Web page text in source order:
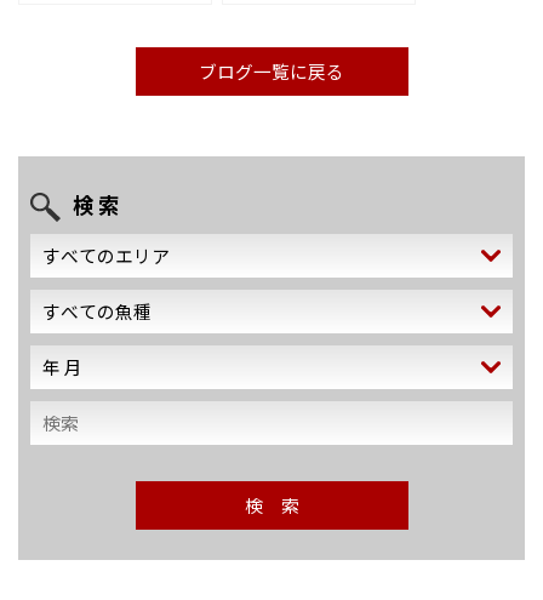
ブログ一覧に戻る
検 索
検 索